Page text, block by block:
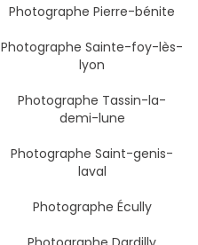
Photographe Pierre-bénite
Photographe Sainte-foy-lès-
lyon
Photographe Tassin-la-
demi-lune
Photographe Saint-genis-
laval
Photographe Écully